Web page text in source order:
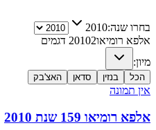
בחרו שנה:2010
אלפא רומיאו 20102
דגמים
מיון:
הכל בנזין סדאן האצ'בק
אין תמונה
אלפא רומיאו 159 שנת 2010